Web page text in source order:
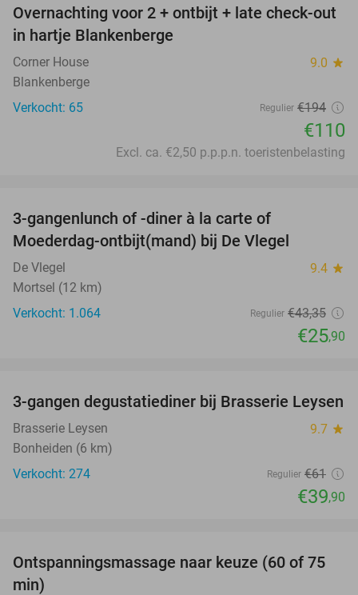
43%
Overnachting voor 2 + ontbijt + late check-out
in hartje Blankenberge
Corner House 9.0 star
Blankenberge
Verkocht: 65
Regulier €194
€110
Excl. ca. €2,50 p.p.p.n. toeristenbelasting
3-gangenlunch of -diner à la carte of
Moederdag-ontbijt(mand) bij De Vlegel
De Vlegel 9.4 star
Mortsel (12 km)
Verkocht: 1.064
Regulier €43,35
€25,90
35%
3-gangen degustatiediner bij Brasserie Leysen
Brasserie Leysen 9.7 star
Bonheiden (6 km)
Verkocht: 274
Regulier €61
€39,90
50%
Ontspanningsmassage naar keuze (60 of 75
min)